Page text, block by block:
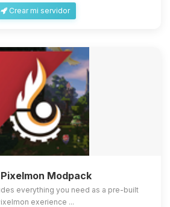
Crear mi servidor
Modpack
everything you need as a pre-built
exerience ...